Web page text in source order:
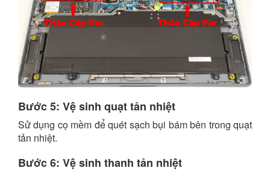
Bước 5: Vệ sinh quạt tản nhiệt
Sử dụng cọ mềm để quét sạch bụi bám bên trong quạt
tản nhiệt.
Bước 6: Vệ sinh thanh tản nhiệt